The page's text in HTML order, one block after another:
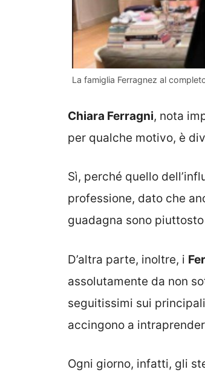
La famiglia Ferragnez al
Chiara Ferragni, nota
per qualche motivo, è
Sì, perché quello
professione, dato che
guadagna sono
D’altra parte, inoltre, i
assolutamente da non
seguitissimi sui principali
accingono a
Ogni giorno, infatti, gli